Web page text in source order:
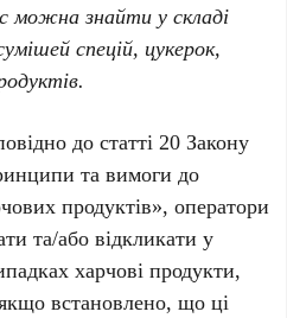
можна знайти у складі
спецій, цукерок,
до статті 20 Закону
та вимоги до
продуктів», оператори
та/або відкликати у
харчові продукти,
встановлено, що ці